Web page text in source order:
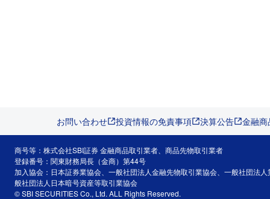
お問い合わせ 投資情報の免責事項 決算公告 金融
商号等：株式会社SBI証券 金融商品取引業者、商品先物取引業者
登録番号：関東財務局長（金商）第44号
加入協会：日本証券業協会、一般社団法人金融先物取引業協会、一般社団法
般社団法人日本暗号資産等取引業協会
© SBI SECURITIES Co., Ltd. ALL Rights Reserved.